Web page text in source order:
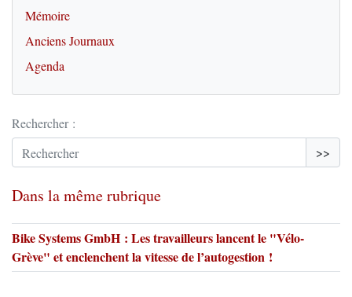
Mémoire
Anciens Journaux
Agenda
Rechercher :
>>
Dans la même rubrique
Bike Systems GmbH : Les travailleurs lancent le "Vélo-
Grève" et enclenchent la vitesse de l’autogestion !